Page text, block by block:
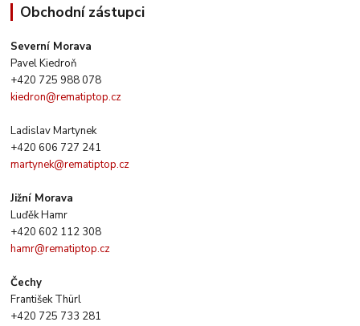
Obchodní zástupci
Severní Morava
Pavel Kiedroň
+420 725 988 078
kiedron@rematiptop.cz
Ladislav Martynek
+420 606 727 241
martynek@rematiptop.cz
Jižní Morava
Luďěk Hamr
+420 602 112 308
hamr@rematiptop.cz
Čechy
František Thürl
+420 725 733 281